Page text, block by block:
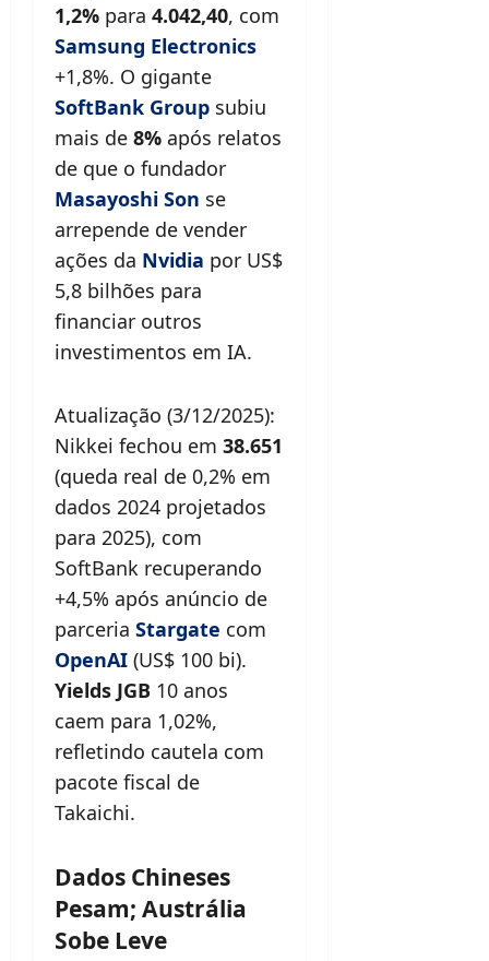
1,2% para 4.042,40, com
Samsung Electronics
+1,8%. O gigante
SoftBank Group subiu
mais de 8% após relatos
de que o fundador
Masayoshi Son se
arrepende de vender
ações da Nvidia por US$
5,8 bilhões para
financiar outros
investimentos em IA.
Atualização (3/12/2025):
Nikkei fechou em 38.651
(queda real de 0,2% em
dados 2024 projetados
para 2025), com
SoftBank recuperando
+4,5% após anúncio de
parceria Stargate com
OpenAI (US$ 100 bi).
Yields JGB 10 anos
caem para 1,02%,
refletindo cautela com
pacote fiscal de
Takaichi.
Dados Chineses
Pesam; Austrália
Sobe Leve